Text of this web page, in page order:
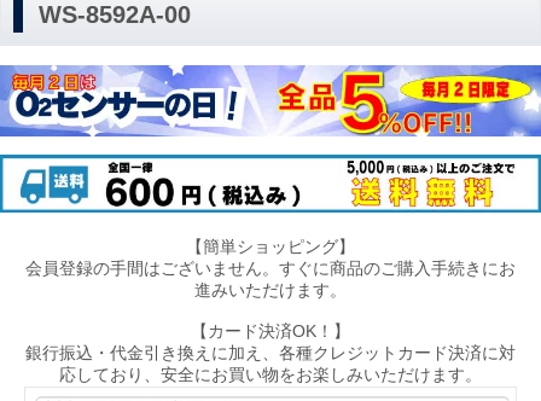
WS-8592A-00
【簡単ショッピング】
会員登録の手間はございません。すぐに商品のご購入手続きにお
進みいただけます。
【カード決済OK！】
銀行振込・代金引き換えに加え、各種クレジットカード決済に対
応しており、安全にお買い物をお楽しみいただけます。